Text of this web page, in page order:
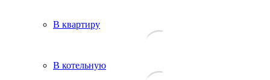
В квартиру
В котельную